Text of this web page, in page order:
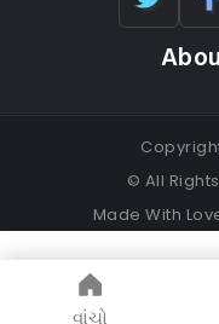
© All
Made With
વાંચો